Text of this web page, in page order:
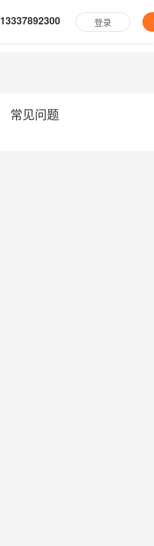
13337892300 登录
常见问题